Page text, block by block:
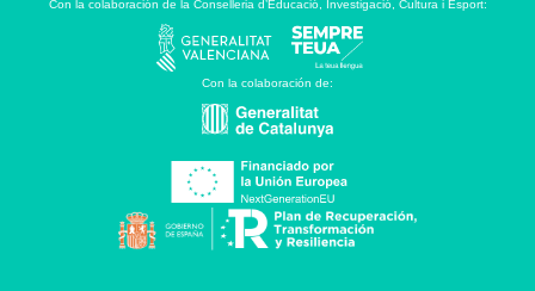
Con la colaboración de la Conselleria d’Educació, Investigació, Cultura i Esport:
Con la colaboración de: